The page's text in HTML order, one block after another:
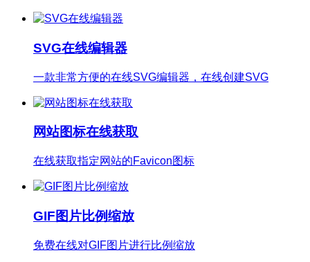
SVG在线编辑器
一款非常方便的在线SVG编辑器，在线创建SVG
网站图标在线获取
在线获取指定网站的Favicon图标
GIF图片比例缩放
免费在线对GIF图片进行比例缩放